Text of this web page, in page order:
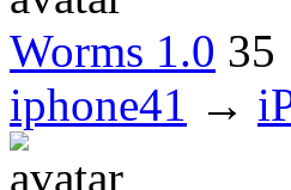
Worms 1.0 35
iphone41 →